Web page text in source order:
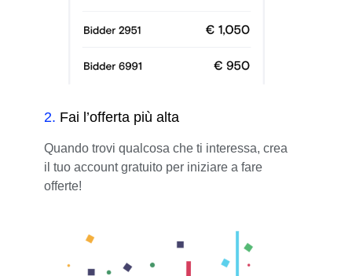
2. Fai l’offerta più alta
Quando trovi qualcosa che ti interessa, crea
il tuo account gratuito per iniziare a fare
offerte!